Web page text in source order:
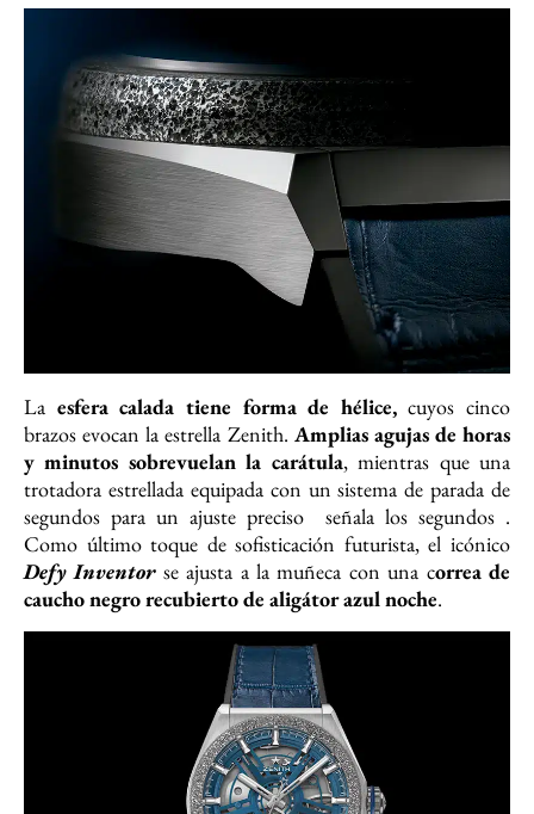
La esfera calada tiene forma de hélice,cuyos cinco
brazos evocan la estrella Zenith. Amplias agujas de horas
y minutos sobrevuelan la carátula, mientras que una
trotadora estrellada equipada con un sistema de parada de
segundos para un ajuste preciso señala los segundos .
Como último toque de sofisticación futurista, el icónico
Defy Inventorse ajusta a la muñeca con una correa de
caucho negro recubierto de aligátor azul noche.